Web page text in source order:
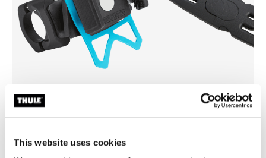
This website uses cookies
crne boje